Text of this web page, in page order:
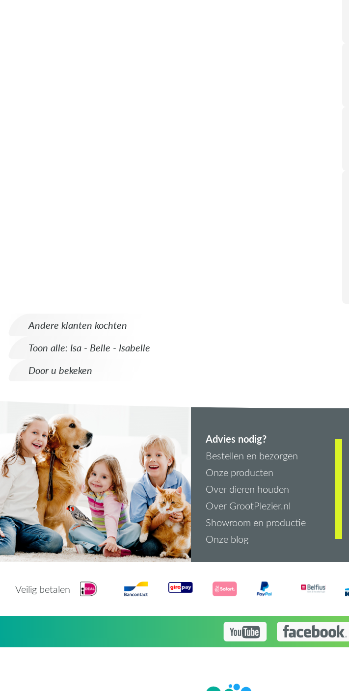
Andere klanten kochten
Toon alle: Isa - Belle - Isabelle
Door u bekeken
Advies nodig?
Bestellen en bezorgen
Onze producten
Over dieren houden
Over GrootPlezier.nl
Showroom en productie
Onze blog
Veilig betalen